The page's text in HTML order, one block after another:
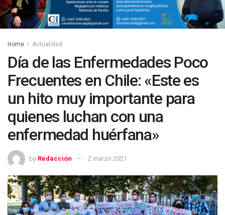
Home Actualidad
Día de las Enfermedades Poco
Frecuentes en Chile: «Este es
un hito muy importante para
quienes luchan con una
enfermedad huérfana»
by Redacción 2 marzo 2021